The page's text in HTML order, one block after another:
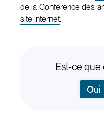
de la Conférence des
site internet.
Est-ce que
Oui